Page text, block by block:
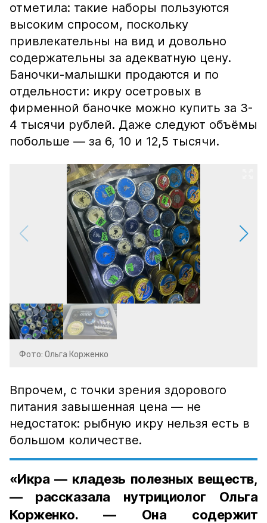
отметила: такие наборы пользуются
высоким спросом, поскольку
привлекательны на вид и довольно
содержательны за адекватную цену.
Баночки-малышки продаются и по
отдельности: икру осетровых в
фирменной баночке можно купить за 3-
4 тысячи рублей. Даже следуют объёмы
побольше — за 6, 10 и 12,5 тысячи.
Фото: Ольга Корженко
Впрочем, с точки зрения здорового
питания завышенная цена — не
недостаток: рыбную икру нельзя есть в
большом количестве.
«Икра — кладезь полезных веществ,
— рассказала нутрициолог Ольга
Корженко. — Она содержит